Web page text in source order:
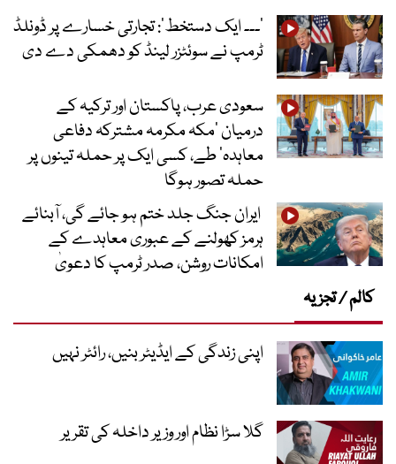
’۔۔۔ ایک دستخط‘: تجارتی خسارے پر ڈونلڈ
ٹرمپ نے سوئٹزر لینڈ کو دھمکی دے دی
سعودی عرب، پاکستان اور ترکیہ کے
درمیان ’مکہ مکرمہ مشترکہ دفاعی
معاہدہ‘ طے، کسی ایک پر حملہ تینوں پر
حملہ تصور ہوگا
ایران جنگ جلد ختم ہو جائے گی، آبنائے
ہرمز کھولنے کے عبوری معاہدے کے
امکانات روشن، صدر ٹرمپ کا دعویٰ
کالم / تجزیہ
اپنی زندگی کے ایڈیٹر بنیں، رائٹر نہیں
گلا سڑا نظام اور وزیر داخلہ کی تقریر